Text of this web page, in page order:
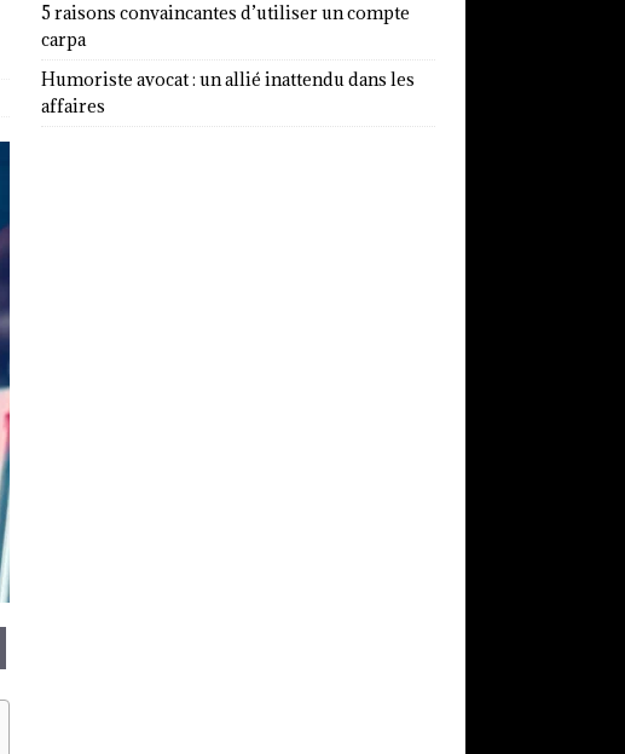
5 raisons convaincantes d’utiliser un compte
carpa
Humoriste avocat : un allié inattendu dans les
affaires